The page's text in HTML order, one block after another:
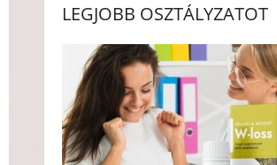
LEGJOBB OSZTÁLYZATOT